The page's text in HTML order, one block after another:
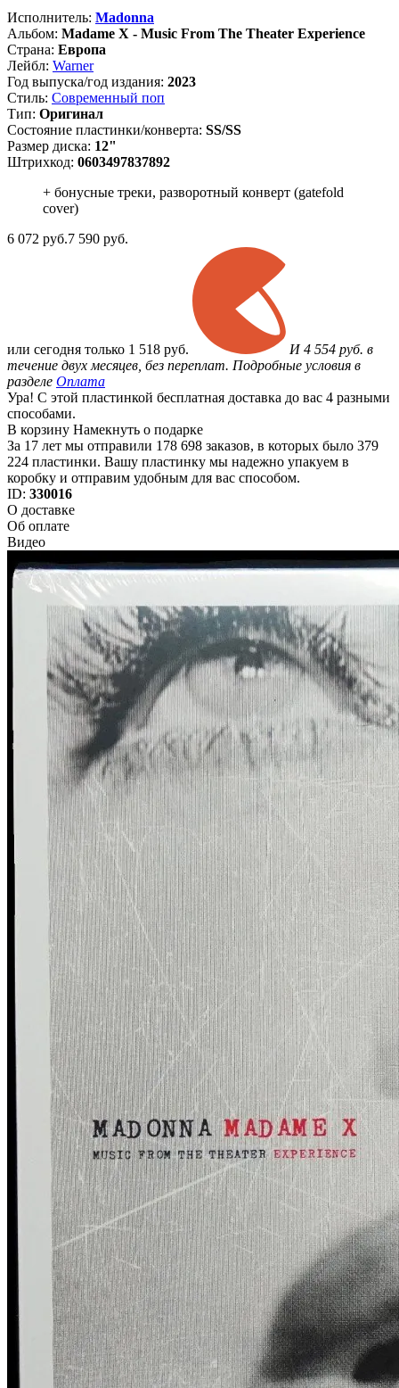
Исполнитель: Madonna
Альбом: Madame X - Music From The Theater Experience
Страна: Европа
Лейбл: Warner
Год выпуска/год издания: 2023
Стиль: Современный поп
Тип: Оригинал
Состояние пластинки/конверта: SS/SS
Размер диска: 12"
Штрихкод: 0603497837892
+ бонусные треки, разворотный конверт (gatefold
cover)
6 072 руб.7 590 руб.
или сегодня только 1 518 руб.
И 4 554 руб. в
течение двух месяцев, без переплат. Подробные условия в
разделе Оплата
Ура! С этой пластинкой бесплатная доставка до вас 4 разными
способами.
В корзину Намекнуть о подарке
За 17 лет мы отправили 178 698 заказов, в которых было 379
224 пластинки. Вашу пластинку мы надежно упакуем в
коробку и отправим удобным для вас способом.
ID: 330016
О доставке
Об оплате
Видео